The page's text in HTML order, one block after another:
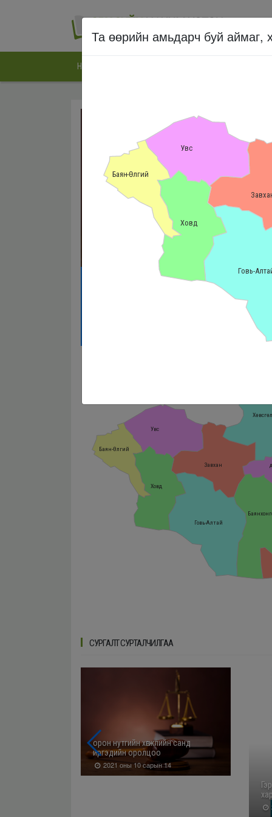
НҮҮР
ӨМГӨӨЛӨЛ
Хөвсгөл
Завхан
Говь-Алтай
Ховд
Увс
Баян-Өлгий
СУРГАЛТ СУРТАЛЧИЛГАА
орон нутгийн хөгжлийн санд
иргэдийн оролцоо
2021 оны 10 сарын 14
Та өөрийн амьдарч буй аймаг,
Говь-
Ховд
Увс
Баян-Өлгий